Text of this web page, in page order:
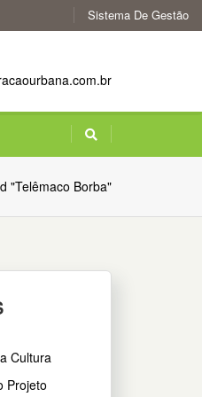
Sistema De Gestão
"Telêmaco Borba"
Cultura
Projeto